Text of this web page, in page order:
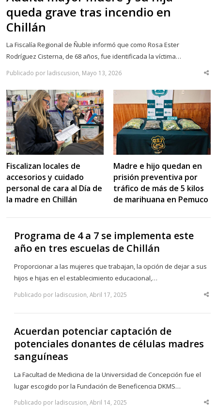
queda grave tras incendio en
Chillán
La Fiscalía Regional de Ñuble informó que como Rosa Ester
Rodríguez Cisterna, de 68 años, fue identificada la víctima…
Publicado por ladiscusion, Mayo 13, 2026
Fiscalizan locales de
accesorios y cuidado
personal de cara al Día de
la madre en Chillán
Madre e hijo quedan en
prisión preventiva por
tráfico de más de 5 kilos
de marihuana en Pemuco
Programa de 4 a 7 se implementa este
año en tres escuelas de Chillán
Proporcionar a las mujeres que trabajan, la opción de dejar a sus
hijos e hijas en el establecimiento educacional,…
Publicado por ladiscusion, Abril 17, 2025
Acuerdan potenciar captación de
potenciales donantes de células madres
sanguíneas
La Facultad de Medicina de la Universidad de Concepción fue el
lugar escogido por la Fundación de Beneficencia DKMS…
Publicado por ladiscusion, Abril 14, 2025